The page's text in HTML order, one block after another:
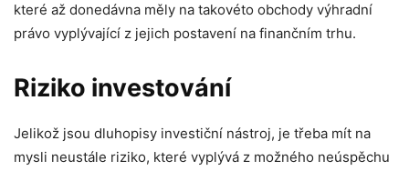
které až donedávna měly na takovéto obchody výhradní
právo vyplývající z jejich postavení na finančním trhu.
Riziko investování
Jelikož jsou dluhopisy investiční nástroj, je třeba mít na
mysli neustále riziko, které vyplývá z možného neúspěchu